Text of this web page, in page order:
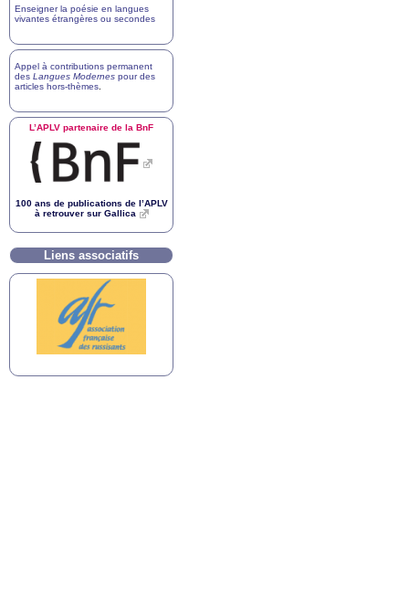
Enseigner la poésie en langues
vivantes étrangères ou secondes
Appel à contributions permanent
des Langues Modernes pour des
articles hors-thèmes
L’APLV partenaire de la BnF
100 ans de publications de l’APLV
à retrouver sur Gallica
Liens associatifs